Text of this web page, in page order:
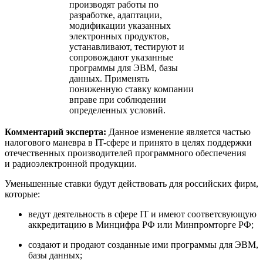
производят работы по
разработке, адаптации,
модификации указанных
электронных продуктов,
устанавливают, тестируют и
сопровождают указанные
программы для ЭВМ, базы
данных. Применять
пониженную ставку компании
вправе при соблюдении
определенных условий.
Комментарий эксперта: Данное изменение является частью
налогового маневра в IT-сфере и принято в целях поддержки
отечественных производителей программного обеспечения
и радиоэлектронной продукции.
Уменьшенные ставки будут действовать для российских фирм,
которые:
ведут деятельность в сфере IT и имеют соответсвующую
аккредитацию в Минцифра РФ или Минпромторге РФ;
создают и продают созданные ими программы для ЭВМ,
базы данных;